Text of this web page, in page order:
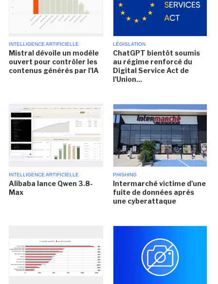
INTELLIGENCE ARTIFICIELLE
Mistral dévoile un modèle
ouvert pour contrôler les
contenus générés par l'IA
LÉGISLATION
ChatGPT bientôt soumis
au régime renforcé du
Digital Service Act de
l'Union...
INTELLIGENCE ARTIFICIELLE
Alibaba lance Qwen 3.8-
Max
PHISHING
Intermarché victime d'une
fuite de données après
une cyberattaque